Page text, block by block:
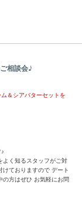
相談会♪
＆シアバターセットを
よく知るスタッフがご対
けておりますので デート
の方はぜひ お気軽にお問